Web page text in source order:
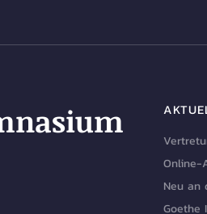
Online-
Neu an
Goethe